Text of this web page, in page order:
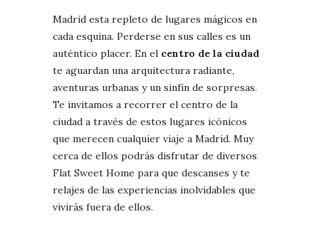
Madrid esta repleto de lugares mágicos en
cada esquina. Perderse en sus calles es un
auténtico placer. En el centro de la ciudad
te aguardan una arquitectura radiante,
aventuras urbanas y un sinfín de sorpresas.
Te invitamos a recorrer el centro de la
ciudad a través de estos lugares icónicos
que merecen cualquier viaje a Madrid. Muy
cerca de ellos podrás disfrutar de diversos
Flat Sweet Home para que descanses y te
relajes de las experiencias inolvidables que
vivirás fuera de ellos.